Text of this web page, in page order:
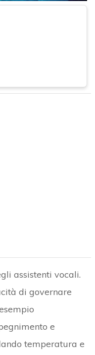
assistenti vocali.
di governare
e
temperatura e